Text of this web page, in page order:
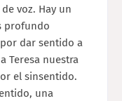
voz. Hay un
profundo
dar sentido a
Teresa nuestra
el sinsentido.
una